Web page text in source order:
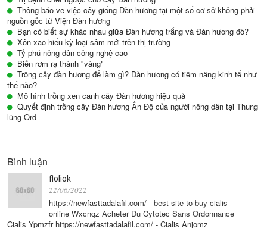
Thông báo về việc cây giống Đàn hương tại một số cơ sở không phải
nguồn gốc từ Viện Đàn hương
Bạn có biết sự khác nhau giữa Đàn hương trắng và Đàn hương đỏ?
Xôn xao hiếu kỳ loại sâm mới trên thị trường
Tỷ phú nông dân công nghệ cao
Biến rơm rạ thành "vàng"
Trồng cây đàn hương để làm gì? Đàn hương có tiềm năng kinh tế như
thế nào?
Mô hình trồng xen canh cây Đàn hương hiệu quả
Quyết định trồng cây Đàn hương Ấn Độ của người nông dân tại Thung
lũng Ord
Bình luận
floliok
22/06/2022
https://newfasttadalafil.com/ - best site to buy cialis
online Wxcnqz Acheter Du Cytotec Sans Ordonnance
Cialis Ypmzfr https://newfasttadalafil.com/ - Cialis Anjomz